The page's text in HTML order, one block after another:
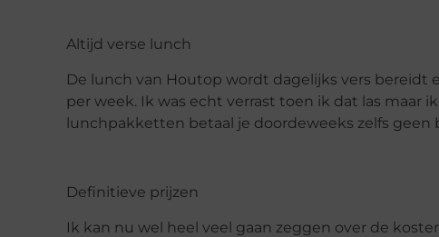
Altijd verse lunch
De lunch van Houtop wordt dagelijks vers bereidt
per week. Ik was echt verrast toen ik dat las maar
lunchpakketten betaal je doordeweeks zelfs geen
Definitieve prijzen
Ik kan nu wel heel veel gaan zeggen over de